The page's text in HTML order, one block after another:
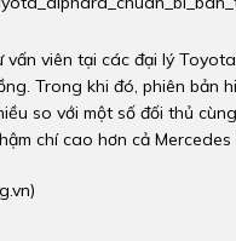
vấn viên tại các đại lý
Trong khi đó, phiên bản
so với một số đối thủ
chí cao hơn cả
)